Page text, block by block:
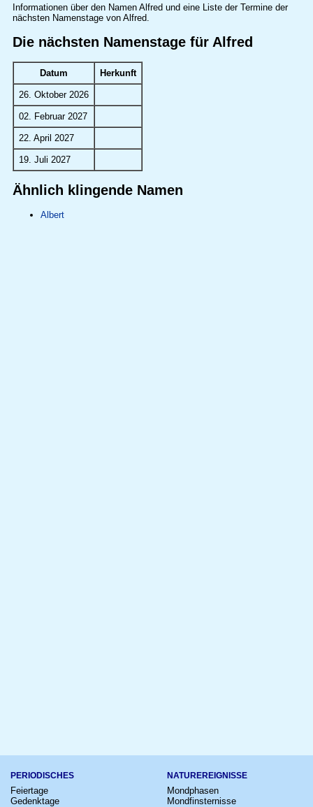
Informationen über den Namen Alfred und eine Liste der Termine der
nächsten Namenstage von Alfred.
Die nächsten Namenstage für Alfred
Datum Herkunft
26. Oktober 2026
02. Februar 2027
22. April 2027
19. Juli 2027
Ähnlich klingende Namen
Albert
PERIODISCHES
Feiertage
Gedenktage
NATUREREIGNISSE
Mondphasen
Mondfinsternisse